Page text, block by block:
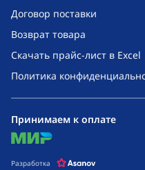
Договор поставки
Возврат товара
Скачать прайс-лист в Excel
Политика
Принимаем к оплате
mir
Разработка